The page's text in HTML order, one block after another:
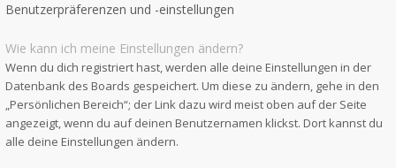
Benutzerpräferenzen und -einstellungen
Wie kann ich meine Einstellungen ändern?
Wenn du dich registriert hast, werden alle deine Einstellungen in der
Datenbank des Boards gespeichert. Um diese zu ändern, gehe in den
„Persönlichen Bereich“; der Link dazu wird meist oben auf der Seite
angezeigt, wenn du auf deinen Benutzernamen klickst. Dort kannst du
alle deine Einstellungen ändern.